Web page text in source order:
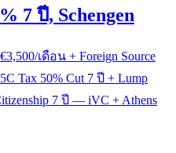
7 ปี, Schengen
เดือน + Foreign Source
Tax 50% Cut 7 ปี + Lump
7 ปี — iVC + Athens